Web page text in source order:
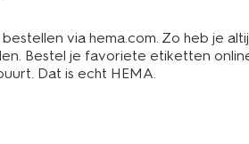
via hema.com. Zo heb je
Bestel je favoriete etiketten
Dat is echt HEMA.